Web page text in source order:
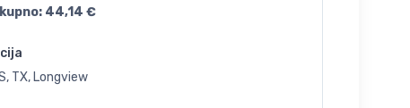
44,14 €
TX, Longview